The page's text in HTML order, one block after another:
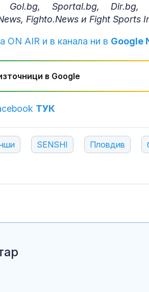
Sportal.bg, Dir.bg,
Fighto.News и Fight Sports
ON AIR и в канала ни в Google
в Google
ТУК
SENSHI Пловдив